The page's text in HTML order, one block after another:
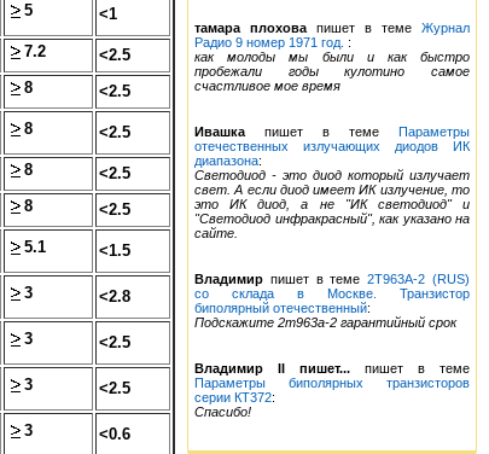
тамара плохова пишет в теме Журнал
Радио 9 номер 1971 год. :
как молоды мы были и как быстро
пробежали годы кулотино самое
счастливое мое время
Ивашка пишет в теме Параметры
отечественных излучающих диодов ИК
диапазона:
Светодиод - это диод который излучает
свет. А если диод имеет ИК излучение, то
это ИК диод, а не "ИК светодиод" и
"Светодиод инфракрасный", как указано на
сайте.
Владимир пишет в теме2Т963А-2 (RUS)
со склада в Москве. Транзистор
биполярный отечественный:
Подскажите 2т963а-2 гарантийный срок
Владимир II пишет... пишет в теме
Параметры биполярных транзисторов
серии КТ372:
Спасибо!
5 <1
7.2
<2.5
8 <2.5
8 <2.5
8
<2.5
8 <2.5
5.1 <1.5
3 <2.8
3 <2.5
3 <2.5
3 <0.6